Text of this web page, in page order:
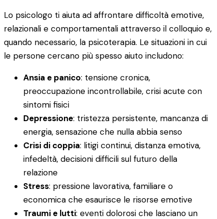
Lo psicologo ti aiuta ad affrontare difficoltà emotive,
relazionali e comportamentali attraverso il colloquio e,
quando necessario, la psicoterapia. Le situazioni in cui
le persone cercano più spesso aiuto includono:
Ansia e panico: tensione cronica,
preoccupazione incontrollabile, crisi acute con
sintomi fisici
Depressione: tristezza persistente, mancanza di
energia, sensazione che nulla abbia senso
Crisi di coppia: litigi continui, distanza emotiva,
infedeltà, decisioni difficili sul futuro della
relazione
Stress: pressione lavorativa, familiare o
economica che esaurisce le risorse emotive
Traumi e lutti: eventi dolorosi che lasciano un